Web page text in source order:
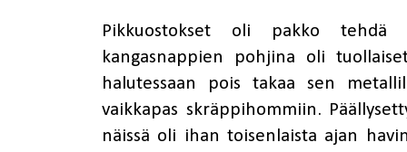
Pikkuostokset oli pakko
kangasnappien pohjina oli
halutessaan pois takaa sen
vaikkapas skräppihommiin.
näissä oli ihan toisenlaista ajan